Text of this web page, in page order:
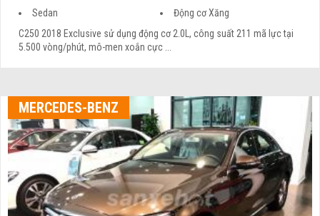
Sedan
Động cơ Xăng
C250 2018 Exclusive sử dụng động cơ 2.0L, công suất 211 mã lực tại
5.500 vòng/phút, mô-men xoắn cực ...
MERCEDES-BENZ